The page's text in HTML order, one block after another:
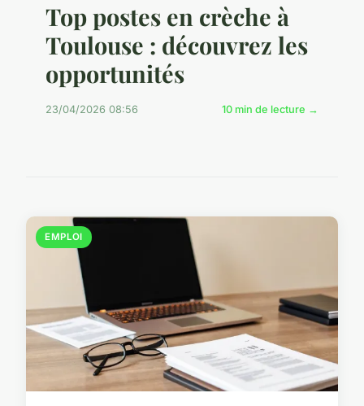
Top postes en crèche à
Toulouse : découvrez les
opportunités
23/04/2026 08:56 10 min de lecture →
EMPLOI